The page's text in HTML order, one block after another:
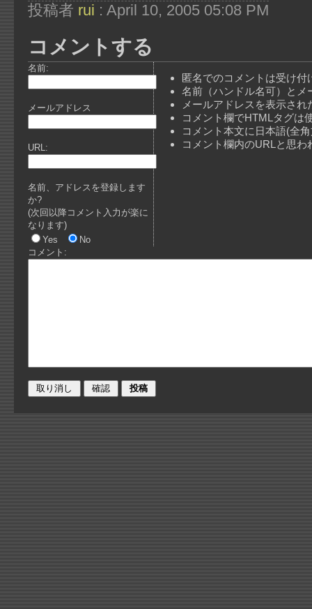
投稿者 rui : April 10, 2005 05:08 PM
コメントする
名前:
メールアドレス
URL:
名前、アドレスを登録します
か?
(次回以降コメント入力が楽に
なります)
Yes
No
匿名でのコメントは受け付
名前（ハンドル名可）とメ
メールアドレスを表示さ
コメント欄でHTMLタグは
コメント本文に日本語(全
コメント欄内のURLと思
コメント: